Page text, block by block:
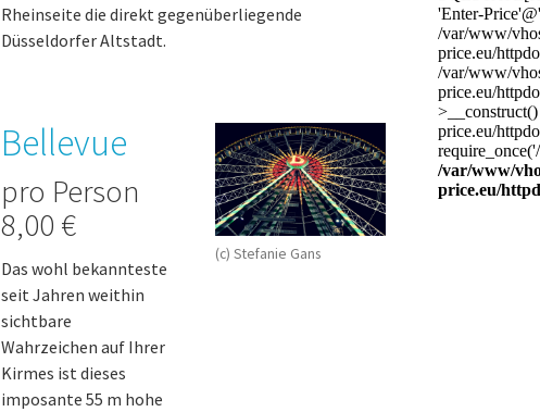
Rheinseite die direkt gegenüberliegende
Düsseldorfer Altstadt.
(c) Stefanie Gans
Bellevue
pro Person
8,00 €
Das wohl bekannteste
seit Jahren weithin
sichtbare
Wahrzeichen auf Ihrer
Kirmes ist dieses
imposante 55 m hohe